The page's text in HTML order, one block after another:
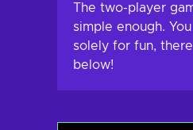
The two-player
simple enough.
solely for fun,
below!